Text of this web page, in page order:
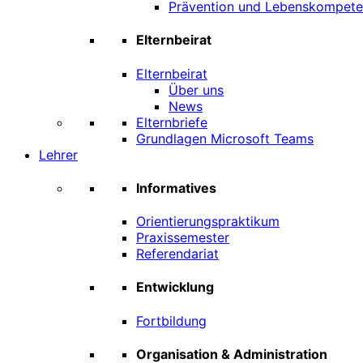
Prävention und
Elternbeirat
Elternbeirat
Über uns
News
Elternbriefe
Grundlagen Microsoft Teams
Lehrer
Informatives
Orientierungspraktikum
Praxissemester
Referendariat
Entwicklung
Fortbildung
Organisation & Administration